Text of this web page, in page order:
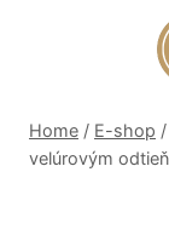
Home / E-shop /
velúrovým